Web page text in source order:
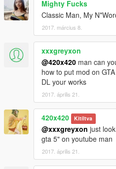
Mighty Fucks
Classic Man, My
2017. március 8.
xxxgreyxon
@420x420 man can
how to put mod on
DL your works
2017. április 21.
420x420 Kitíltva
@xxxgreyxon just
gta 5" on youtube man
2017. április 21.